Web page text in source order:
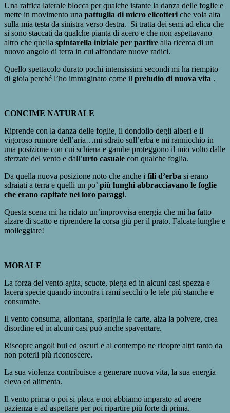
Una raffica laterale blocca per qualche istante la danza delle foglie e
mette in movimento una pattuglia di micro elicotteri che vola alta
sulla mia testa da sinistra verso destra. Si tratta dei semi ad elica che
si sono staccati da qualche pianta di acero e che non aspettavano
altro che quella spintarella iniziale per partire alla ricerca di un
nuovo angolo di terra in cui affondare nuove radici.
Quello spettacolo durato pochi intensissimi secondi mi ha riempito
di gioia perché l’ho immaginato come il preludio di nuova vita .
CONCIME NATURALE
Riprende con la danza delle foglie, il dondolio degli alberi e il
vigoroso rumore dell’aria…mi sdraio sull’erba e mi rannicchio in
una posizione con cui schiena e gambe proteggono il mio volto dalle
sferzate del vento e dall’urto casuale con qualche foglia.
Da quella nuova posizione noto che anche i fili d’erba si erano
sdraiati a terra e quelli un po’ più lunghi abbracciavano le foglie
che erano capitate nei loro paraggi.
Questa scena mi ha ridato un’improvvisa energia che mi ha fatto
alzare di scatto e riprendere la corsa giù per il prato. Falcate lunghe e
molleggiate!
MORALE
La forza del vento agita, scuote, piega ed in alcuni casi spezza e
lacera specie quando incontra i rami secchi o le tele più stanche e
consumate.
Il vento consuma, allontana, spariglia le carte, alza la polvere, crea
disordine ed in alcuni casi può anche spaventare.
Riscopre angoli bui ed oscuri e al contempo ne ricopre altri tanto da
non poterli più riconoscere.
La sua violenza contribuisce a generare nuova vita, la sua energia
eleva ed alimenta.
Il vento prima o poi si placa e noi abbiamo imparato ad avere
pazienza e ad aspettare per poi ripartire più forte di prima.